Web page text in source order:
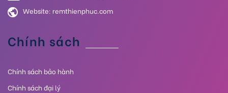
Website: remthienphuc.com
Chính sách
Chính sách bảo hành
Chính sách đại lý